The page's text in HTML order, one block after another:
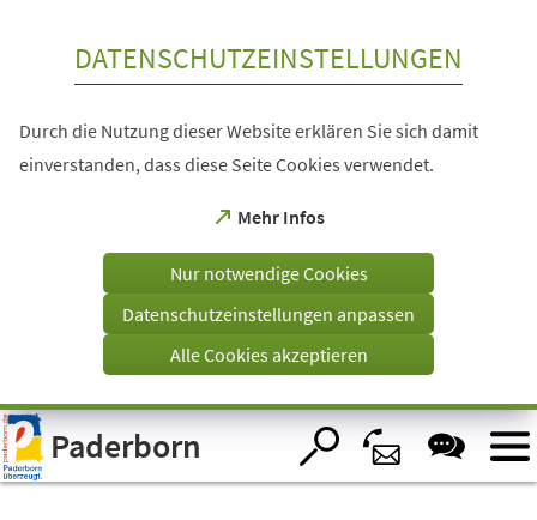
Visuelle
Assistenzsoftware
öffnen.
DATENSCHUTZEINSTELLUNGEN
Durch die Nutzung dieser Website erklären Sie sich damit
einverstanden, dass diese Seite Cookies verwendet.
Mehr Infos
(Öffnet
einem
Tab)
Nur notwendige Cookies
Datenschutzeinstellungen anpassen
Alle Cookies akzeptieren
Paderborn